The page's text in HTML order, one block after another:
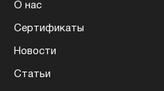
О нас
Сертификаты
Новости
Статьи